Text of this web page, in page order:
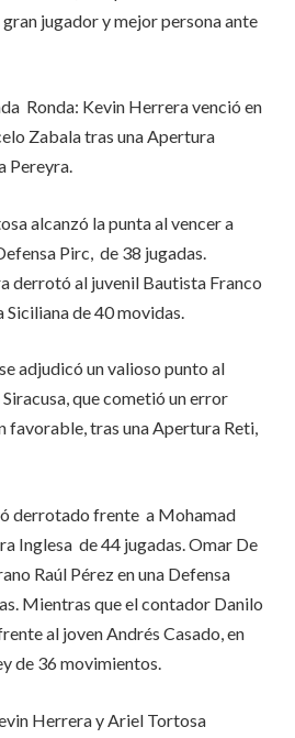
jugador y mejor persona ante
Ronda: Kevin Herrera venció en
Zabala tras una Apertura
Pereyra.
alcanzó la punta al vencer a
Pirc, de 38 jugadas.
derrotó al juvenil Bautista Franco
Siciliana de 40 movidas.
adjudicó un valioso punto al
que cometió un error
favorable, tras una Apertura Reti,
derrotado frente a Mohamad
Inglesa de 44 jugadas. Omar De
Raúl Pérez en una Defensa
Mientras que el contador Danilo
al joven Andrés Casado, en
de 36 movimientos.
Herrera y Ariel Tortosa